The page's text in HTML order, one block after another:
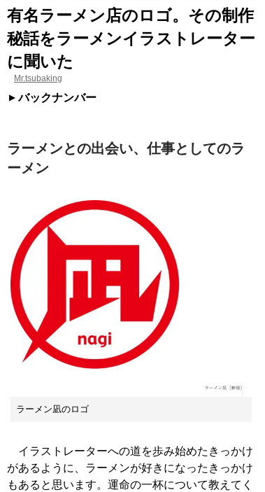
有名ラーメン店のロゴ。その制作
秘話をラーメンイラストレーター
に聞いた
Mr.tsubaking
バックナンバー
ラーメンとの出会い、仕事としてのラ
ーメン
ラーメン凪のロゴ
イラストレーターへの道を歩み始めたきっかけ
があるように、ラーメンが好きになったきっかけ
もあると思います。運命の一杯について教えてく